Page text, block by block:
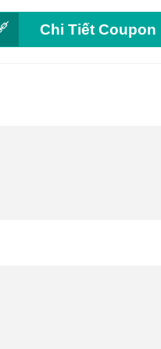
Chi Tiết Coupon